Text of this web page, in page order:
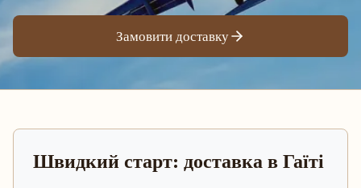
Замовити доставку
Швидкий старт: доставка в Гаїті